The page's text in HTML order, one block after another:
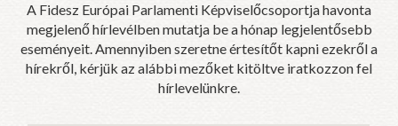
A Fidesz Európai Parlamenti Képviselőcsoportja havonta
megjelenő hírlevélben mutatja be a hónap legjelentősebb
eseményeit. Amennyiben szeretne értesítőt kapni ezekről a
hírekről, kérjük az alábbi mezőket kitöltve iratkozzon fel
hírlevelünkre.